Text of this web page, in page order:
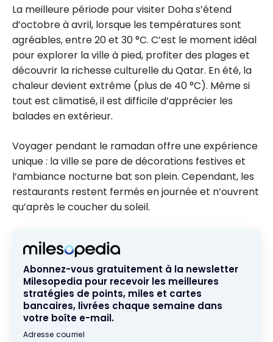
La meilleure période pour visiter Doha s’étend
d’octobre à avril, lorsque les températures sont
agréables, entre 20 et 30 °C. C’est le moment idéal
pour explorer la ville à pied, profiter des plages et
découvrir la richesse culturelle du Qatar. En été, la
chaleur devient extrême (plus de 40 °C). Même si
tout est climatisé, il est difficile d’apprécier les
balades en extérieur.
Voyager pendant le ramadan offre une expérience
unique : la ville se pare de décorations festives et
l’ambiance nocturne bat son plein. Cependant, les
restaurants restent fermés en journée et n’ouvrent
qu’après le coucher du soleil.
Abonnez-vous gratuitement à la newsletter
Milesopedia pour recevoir les meilleures
stratégies de points, miles et cartes
bancaires, livrées chaque semaine dans
votre boîte e-mail.
Adresse courriel